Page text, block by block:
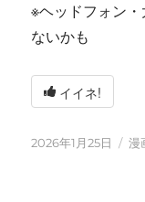
※ヘッドフォン
ないかも
イイネ!
投
2026年1月25日
カ
漫